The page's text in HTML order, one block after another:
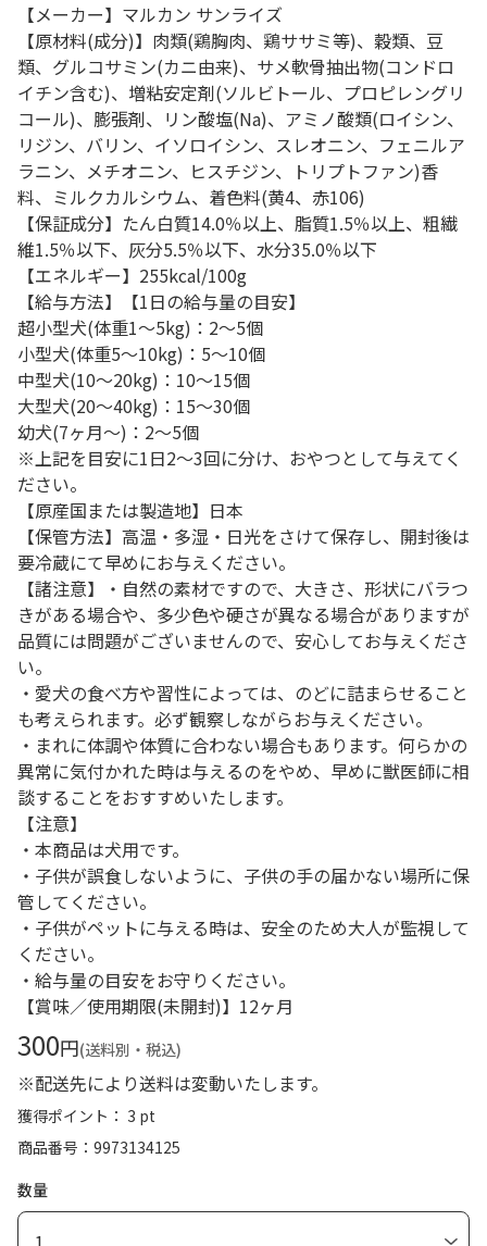
【メーカー】マルカン サンライズ
【原材料(成分)】肉類(鶏胸肉、鶏ササミ等)、穀類、豆
類、グルコサミン(カニ由来)、サメ軟骨抽出物(コンドロ
イチン含む)、増粘安定剤(ソルビトール、プロピレングリ
コール)、膨張剤、リン酸塩(Na)、アミノ酸類(ロイシン、
リジン、バリン、イソロイシン、スレオニン、フェニルア
ラニン、メチオニン、ヒスチジン、トリプトファン)香
料、ミルクカルシウム、着色料(黄4、赤106)
【保証成分】たん白質14.0％以上、脂質1.5％以上、粗繊
維1.5％以下、灰分5.5％以下、水分35.0％以下
【エネルギー】255kcal/100g
【給与方法】【1日の給与量の目安】
超小型犬(体重1～5kg)：2～5個
小型犬(体重5～10kg)：5～10個
中型犬(10～20kg)：10～15個
大型犬(20～40kg)：15～30個
幼犬(7ヶ月～)：2～5個
※上記を目安に1日2～3回に分け、おやつとして与えてく
ださい。
【原産国または製造地】日本
【保管方法】高温・多湿・日光をさけて保存し、開封後は
要冷蔵にて早めにお与えください。
【諸注意】・自然の素材ですので、大きさ、形状にバラつ
きがある場合や、多少色や硬さが異なる場合がありますが
品質には問題がございませんので、安心してお与えくださ
い。
・愛犬の食べ方や習性によっては、のどに詰まらせること
も考えられます。必ず観察しながらお与えください。
・まれに体調や体質に合わない場合もあります。何らかの
異常に気付かれた時は与えるのをやめ、早めに獣医師に相
談することをおすすめいたします。
【注意】
・本商品は犬用です。
・子供が誤食しないように、子供の手の届かない場所に保
管してください。
・子供がペットに与える時は、安全のため大人が監視して
ください。
・給与量の目安をお守りください。
【賞味／使用期限(未開封)】12ヶ月
300円(送料別・税込)
※配送先により送料は変動いたします。
獲得ポイント： 3 pt
商品番号
9973134125
数量